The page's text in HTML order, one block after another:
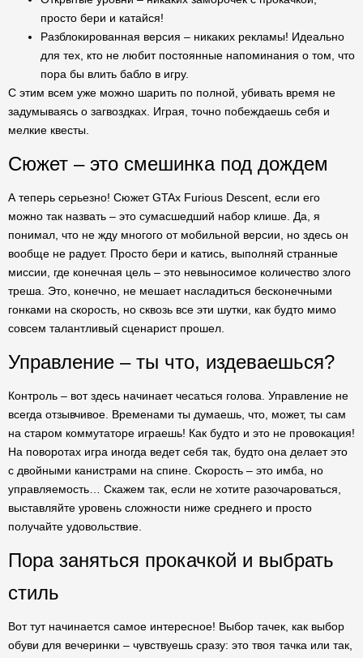
просто бери и катайся!
Разблокированная версия – никаких рекламы! Идеально
для тех, кто не любит постоянные напоминания о том, что
пора бы влить бабло в игру.
С этим всем уже можно шарить по полной, убивать время не
задумываясь о загвоздках. Играя, точно побеждаешь себя и
мелкие квесты.
Сюжет – это смешинка под дождем
А теперь серьезно! Сюжет GTAx Furious Descent, если его
можно так назвать – это сумасшедший набор клише. Да, я
понимал, что не жду многого от мобильной версии, но здесь он
вообще не радует. Просто бери и катись, выполняй странные
миссии, где конечная цель – это невыносимое количество злого
треша. Это, конечно, не мешает насладиться бесконечными
гонками на скорость, но сквозь все эти шутки, как будто мимо
совсем талантливый сценарист прошел.
Управление – ты что, издеваешься?
Контроль – вот здесь начинает чесаться голова. Управление не
всегда отзывчивое. Временами ты думаешь, что, может, ты сам
на старом коммутаторе играешь! Как будто и это не провокация!
На поворотах игра иногда ведет себя так, будто она делает это
с двойными канистрами на спине. Скорость – это имба, но
управляемость… Скажем так, если не хотите разочароваться,
выставляйте уровень сложности ниже среднего и просто
получайте удовольствие.
Пора заняться прокачкой и выбрать
стиль
Вот тут начинается самое интересное! Выбор тачек, как выбор
обуви для вечеринки – чувствуешь сразу: это твоя тачка или так,